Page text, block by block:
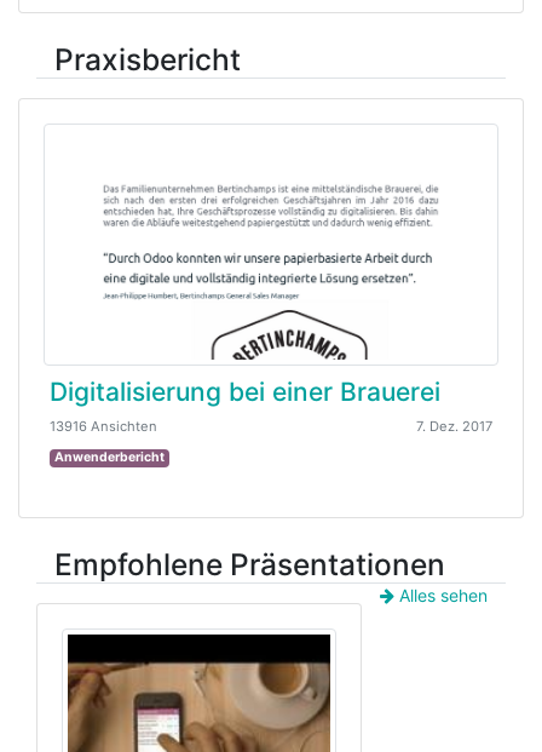
Praxisbericht
Digitalisierung bei einer Brauerei
13916 Ansichten 7. Dez. 2017
Anwenderbericht
Empfohlene Präsentationen
Alles sehen